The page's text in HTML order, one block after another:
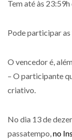
Tem até às
Pode participar as
O vencedor é,
– O participante
criativo.
No dia 13 de
passatempo, no